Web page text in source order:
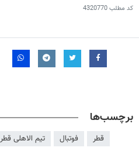
کد مطلب4320770
برچسب‌ها
قطر فوتبال تیم الاهلی قطر